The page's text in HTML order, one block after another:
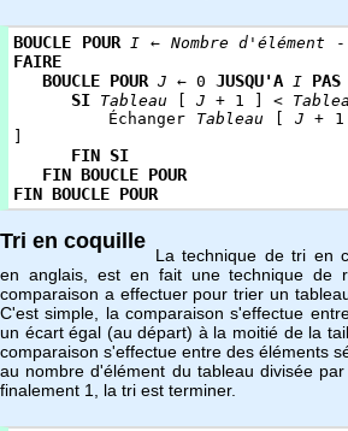
BOUCLE POUR I ← Nombre d'élément
FAIRE
BOUCLE POUR J ← 0 JUSQU'A I PAS
SI Tableau [ J + 1 ] <
Échanger Tableau [ J +
]
FIN SI
FIN BOUCLE POUR
FIN BOUCLE POUR
Tri en coquille
La technique de tri en
en anglais, est en fait une technique de
comparaison a effectuer pour trier un
C'est simple, la comparaison s'effectue
un écart égal (au départ) à la moitié de la
comparaison s'effectue entre des éléments
au nombre d'élément du tableau divisée
finalement 1, la tri est terminer.